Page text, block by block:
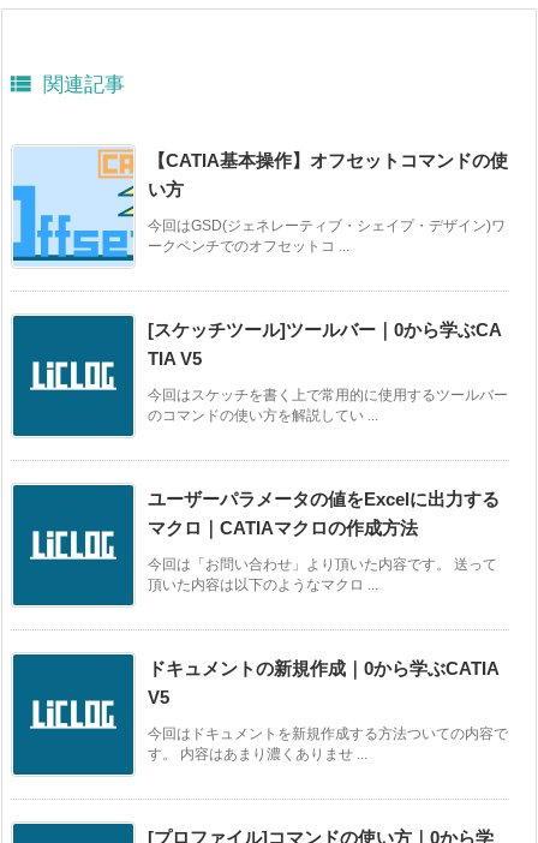
 関連記事
【CATIA基本操作】オフセットコマンドの使
い方
今回はGSD(ジェネレーティブ・シェイプ・デザイン)ワ
ークベンチでのオフセットコ ...
[スケッチツール]ツールバー｜0から学ぶCA
TIA V5
今回はスケッチを書く上で常用的に使用するツールバー
のコマンドの使い方を解説してい ...
ユーザーパラメータの値をExcelに出力する
マクロ｜CATIAマクロの作成方法
今回は「お問い合わせ」より頂いた内容です。 送って
頂いた内容は以下のようなマクロ ...
ドキュメントの新規作成｜0から学ぶCATIA
V5
今回はドキュメントを新規作成する方法ついての内容で
す。 内容はあまり濃くありませ ...
[プロファイル]コマンドの使い方｜0から学